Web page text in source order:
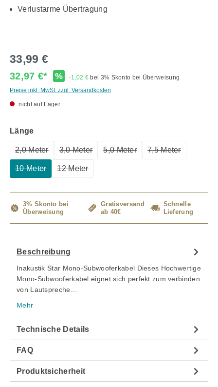
Verlustarme Übertragung
33,99 €
32,97 €* % -1,02 € bei 3% Skonto bei Überweisung
Preise inkl. MwSt. zzgl. Versandkosten
nicht auf Lager
Längeauswählen
2,0 Meter
(Diese Option ist zurzeit nicht verfügbar.)
3,0 Meter
(Diese Option ist zurzeit nicht verfügbar.)
5,0 Meter
(Diese Option ist zurzeit nicht
7,5 Meter
10 Meter 12 Meter
3% Skonto bei
Überweisung
Gratisversand
ab 40€
Schnelle
Lieferung
Beschreibung
Inakustik Star Mono-Subwooferkabel Dieses Hochwertige
Mono-Subwooferkabel eignet sich perfekt zum verbinden
von Lautspreche…
Mehr
Technische Details
FAQ
Produktsicherheit